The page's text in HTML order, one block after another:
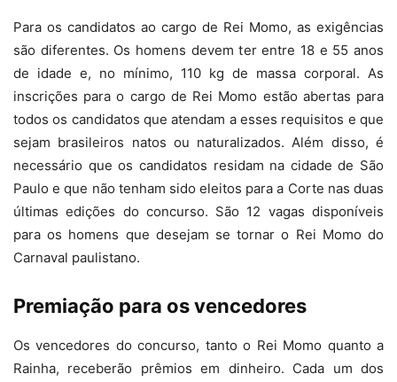
Para os candidatos ao cargo de Rei Momo, as exigências
são diferentes. Os homens devem ter entre 18 e 55 anos
de idade e, no mínimo, 110 kg de massa corporal. As
inscrições para o cargo de Rei Momo estão abertas para
todos os candidatos que atendam a esses requisitos e que
sejam brasileiros natos ou naturalizados. Além disso, é
necessário que os candidatos residam na cidade de São
Paulo e que não tenham sido eleitos para a Corte nas duas
últimas edições do concurso. São 12 vagas disponíveis
para os homens que desejam se tornar o Rei Momo do
Carnaval paulistano.
Premiação para os vencedores
Os vencedores do concurso, tanto o Rei Momo quanto a
Rainha, receberão prêmios em dinheiro. Cada um dos